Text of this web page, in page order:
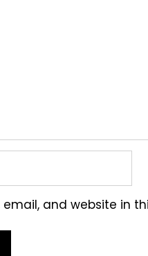
and website in